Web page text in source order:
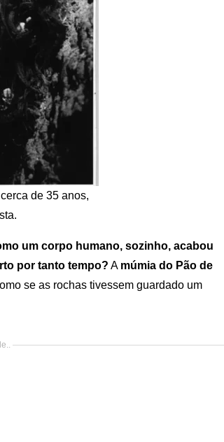
de 35 anos,
um corpo humano, sozinho, acabou
por tanto tempo? A múmia do Pão de
se as rochas tivessem guardado um